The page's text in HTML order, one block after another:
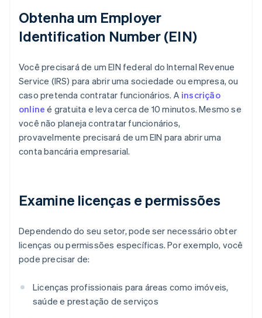
Obtenha um Employer
Identification Number (EIN)
Você precisará de um EIN federal do Internal Revenue
Service (IRS) para abrir uma sociedade ou empresa, ou
caso pretenda contratar funcionários. A inscrição
online é gratuita e leva cerca de 10 minutos. Mesmo se
você não planeja contratar funcionários,
provavelmente precisará de um EIN para abrir uma
conta bancária empresarial.
Examine licenças e permissões
Dependendo do seu setor, pode ser necessário obter
licenças ou permissões específicas. Por exemplo, você
pode precisar de:
Licenças profissionais para áreas como imóveis,
saúde e prestação de serviços